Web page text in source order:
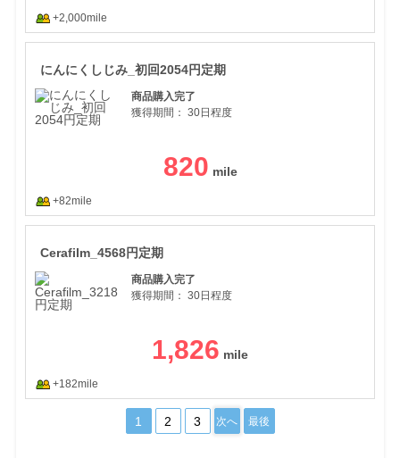
+2,000mile
にんにくしじみ_初回2054円定期
商品購入完了
獲得期間： 30日程度
820
+82mile
Cerafilm_4568円定期
商品購入完了
獲得期間： 30日程度
1,826
+182mile
1 2 3 次へ 最後